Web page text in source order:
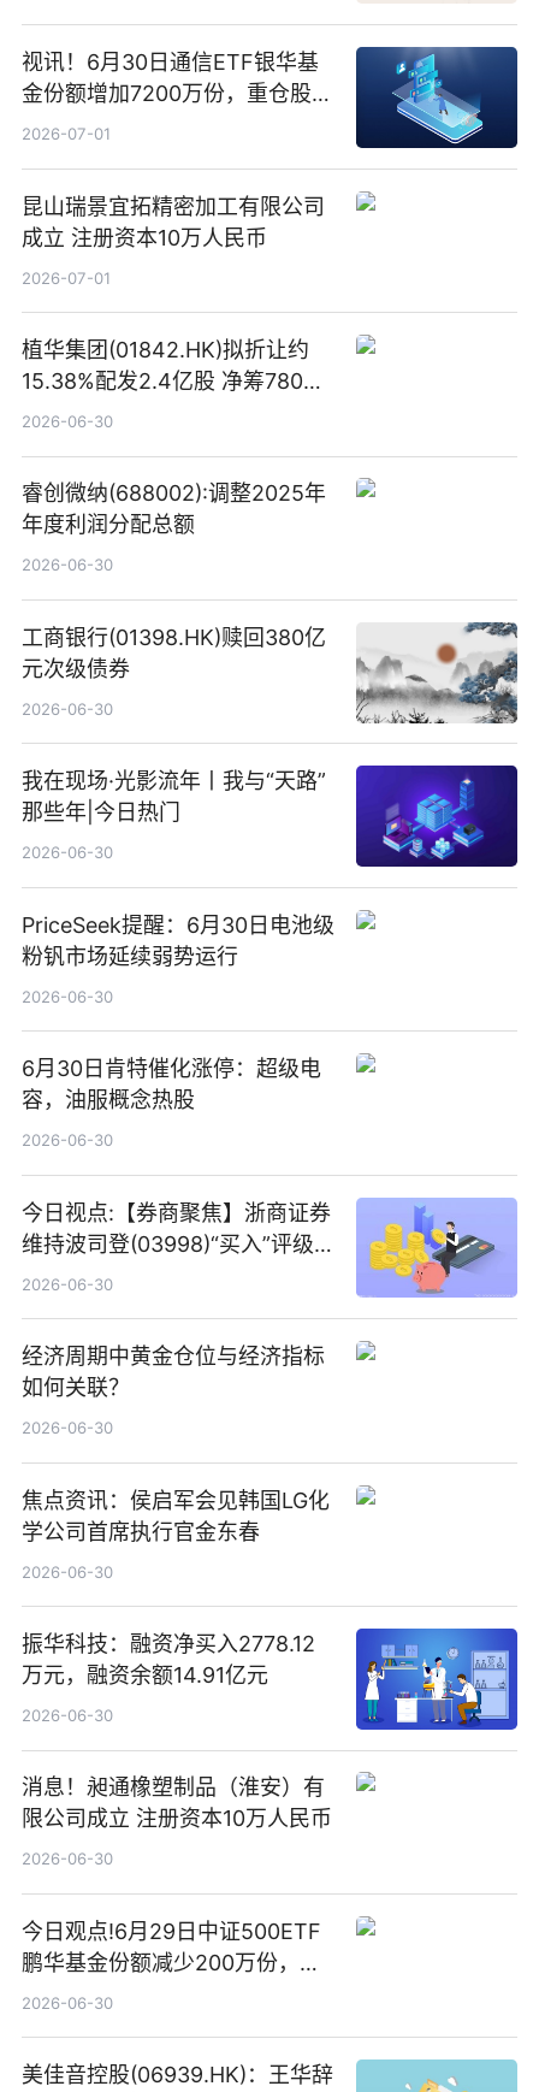
视讯！6月30日通信ETF银华基
金份额增加7200万份，重仓股新
易盛、中际旭创、立讯精密
2026-07-01
昆山瑞景宜拓精密加工有限公司
成立 注册资本10万人民币
2026-07-01
植华集团(01842.HK)拟折让约
15.38%配发2.4亿股 净筹780万
港元
2026-06-30
睿创微纳(688002):调整2025年
年度利润分配总额
2026-06-30
工商银行(01398.HK)赎回380亿
元次级债券
2026-06-30
我在现场·光影流年丨我与“天路”
那些年|今日热门
2026-06-30
PriceSeek提醒：6月30日电池级
粉钒市场延续弱势运行
2026-06-30
6月30日肯特催化涨停：超级电
容，油服概念热股
2026-06-30
今日视点:【券商聚焦】浙商证券
维持波司登(03998)“买入”评级
指其业绩高质量稳增长
2026-06-30
经济周期中黄金仓位与经济指标
如何关联？
2026-06-30
焦点资讯：侯启军会见韩国LG化
学公司首席执行官金东春
2026-06-30
振华科技：融资净买入2778.12
万元，融资余额14.91亿元
2026-06-30
消息！昶通橡塑制品（淮安）有
限公司成立 注册资本10万人民币
2026-06-30
今日观点!6月29日中证500ETF
鹏华基金份额减少200万份，重
仓股亨通光电、赤峰黄金、佰维
2026-06-30
美佳音控股(06939.HK)：王华辞